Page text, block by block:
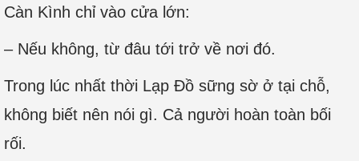
Càn Kình chỉ vào cửa lớn:
– Nếu không, từ đâu tới trở về nơi đó.
Trong lúc nhất thời Lạp Đồ sững sờ ở tại chỗ,
không biết nên nói gì. Cả người hoàn toàn bối
rối.